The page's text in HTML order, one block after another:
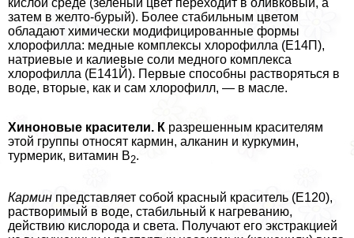
кислой среде (зеленый цвет переходит в оливковый, а
затем в желто-бурый). Более стабильным цветом
обладают химически модифицированные формы
хлорофилла: медные комплексы хлорофилла (Е14П),
натриевые и калиевые соли медного комплекса
хлорофилла (Е141Й). Первые способны растворяться в
воде, вторые, как и сам хлорофилл, — в масле.
Хиноновые красители. К разрешенным красителям
этой группы относят кармин, алканин и куркумин,
турмерик, витамин В2.
Кармин представляет собой красный краситель (Е120),
растворимый в воде, стабильный к нагреванию,
действию кислорода и света. Получают его экстpaкцией